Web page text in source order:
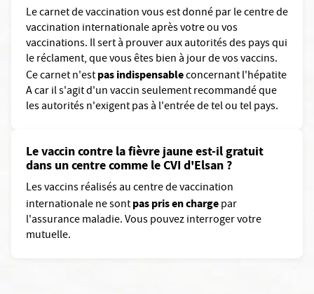
Le carnet de vaccination vous est donné par le centre de
vaccination internationale après votre ou vos
vaccinations. Il sert à prouver aux autorités des pays qui
le réclament, que vous êtes bien à jour de vos vaccins.
Ce carnet n'estpas indispensableconcernant l'hépatite
A car il s'agit d'un vaccin seulement recommandé que
les autorités n'exigent pas à l'entrée de tel ou tel pays.
Le vaccin contre la fièvre jaune est-il gratuit
dans un centre comme le CVI d'Elsan ?
Les vaccins réalisés au centre de vaccination
internationale ne sontpas pris en chargepar
l'assurance maladie. Vous pouvez interroger votre
mutuelle.